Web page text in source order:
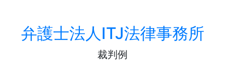
弁護士法人ITJ法律事務所
裁判例